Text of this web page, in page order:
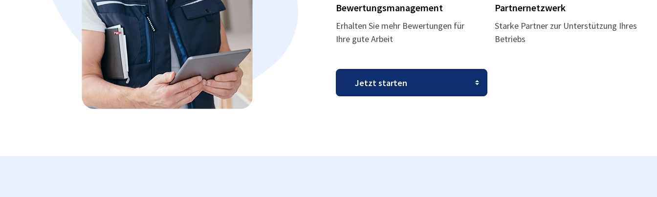
Bewertungsmanagement
Erhalten Sie mehr Bewertungen für
Ihre gute Arbeit
Partnernetzwerk
Starke Partner zur Unterstützung Ihres
Betriebs